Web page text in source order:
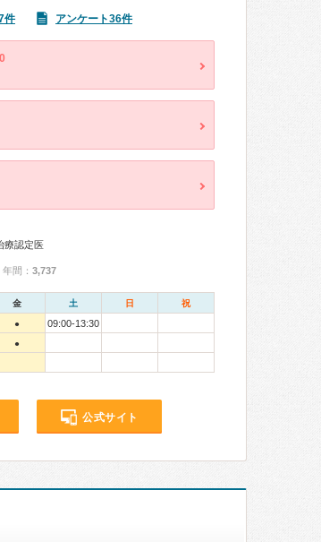
件 アンケート36件
療認定医
： 3,737
金 土 日 祝
●
09:00-13:30
●
公式サイト